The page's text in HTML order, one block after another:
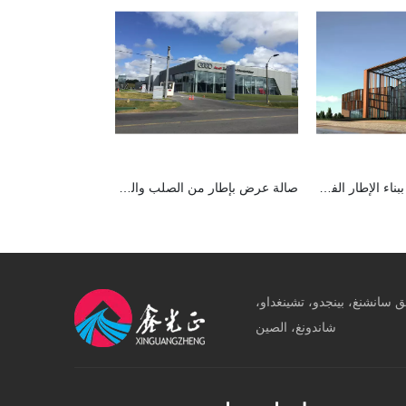
طريق سانشنغ، بينجدو، تشينغداو،
شاندونغ، الصين